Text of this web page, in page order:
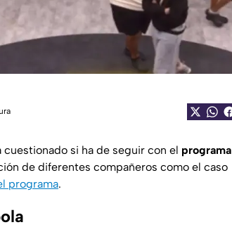
cuestionado si ha de seguir con el programa
de diferentes compañeros como el caso
programa.